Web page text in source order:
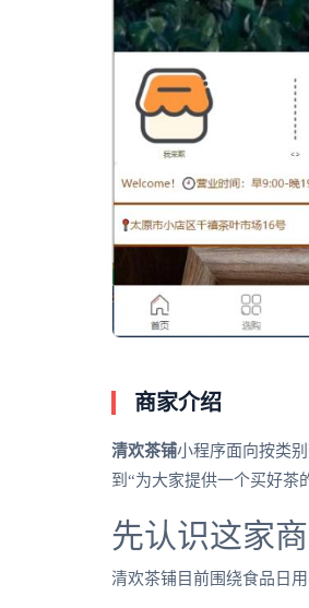
商家介绍
清欢茶铺小程序面向按类
到“为大家提供一个买好茶
先认识这家
清欢茶铺目前围绕食品日